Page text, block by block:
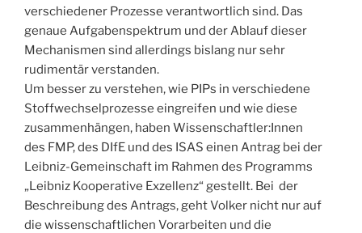
verschiedener Prozesse verantwortlich sind. Das
genaue Aufgabenspektrum und der Ablauf dieser
Mechanismen sind allerdings bislang nur sehr
rudimentär verstanden.
Um besser zu verstehen, wie PIPs in verschiedene
Stoffwechselprozesse eingreifen und wie diese
zusammenhängen, haben Wissenschaftler:Innen
des FMP, des DIfE und des ISAS einen Antrag bei der
Leibniz-Gemeinschaft im Rahmen des Programms
„Leibniz Kooperative Exzellenz“ gestellt. Bei der
Beschreibung des Antrags, geht Volker nicht nur auf
die wissenschaftlichen Vorarbeiten und die